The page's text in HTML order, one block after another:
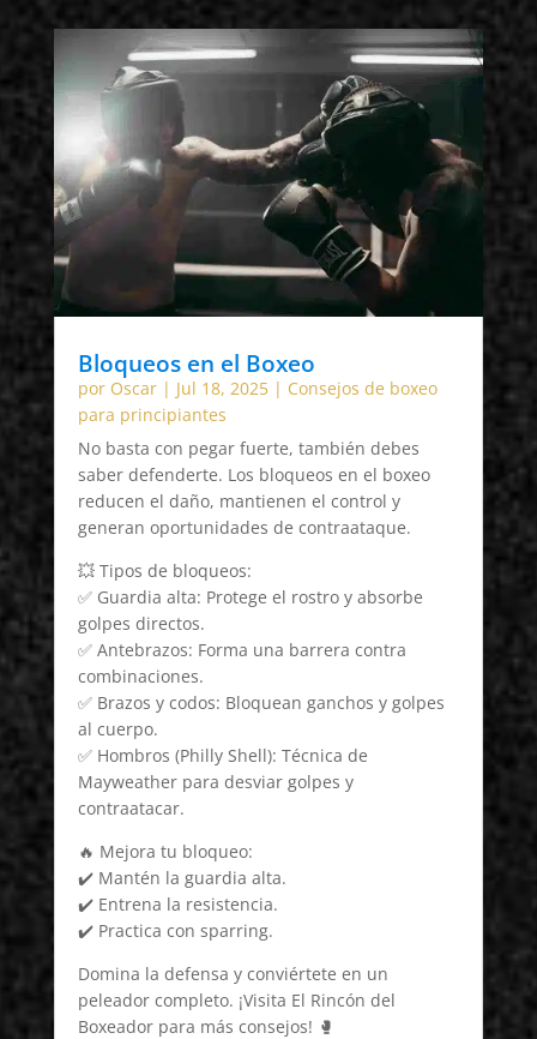
Bloqueos en el Boxeo
por Oscar| Jul 18, 2025| Consejos de boxeo
para principiantes
No basta con pegar fuerte, también debes
saber defenderte. Los bloqueos en el boxeo
reducen el daño, mantienen el control y
generan oportunidades de contraataque.
💥 Tipos de bloqueos:
✅ Guardia alta: Protege el rostro y absorbe
golpes directos.
✅ Antebrazos: Forma una barrera contra
combinaciones.
✅ Brazos y codos: Bloquean ganchos y golpes
al cuerpo.
✅ Hombros (Philly Shell): Técnica de
Mayweather para desviar golpes y
contraatacar.
🔥 Mejora tu bloqueo:
✔️ Mantén la guardia alta.
✔️ Entrena la resistencia.
✔️ Practica con sparring.
Domina la defensa y conviértete en un
peleador completo. ¡Visita El Rincón del
Boxeador para más consejos! 🥊